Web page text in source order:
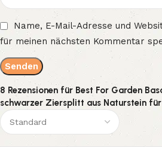
8 Rezensionen für Best For Garden
schwarzer Ziersplitt aus Naturstein
Name, E-Mail-Adresse und
für meinen nächsten Kommentar